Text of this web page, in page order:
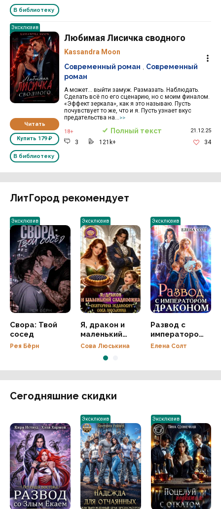
В библиотеку
Эксклюзив
Читать
Купить 179 ₽
В библиотеку
Любимая Лисичка сводного
Kassandra Moon
А может… выйти замуж. Размазать. Наблюдать.
Сделать всё по его сценарию, но с моим финалом.
«Эффект зеркала», как я это называю. Пусть
почувствует то же, что и я. Пусть узнает вкус
предательства на...
>>
Современный роман
Современный
роман
18+ Полный текст 21.12.25
3 121k+ 34
ЛитГород рекомендует
Эксклюзив
Свора: Твой
сосед
Рея Бёрн
Эксклюзив
Я, дракон и
маленький
сладкоежка
Сова Люськина
Эксклюзив
Развод с
императором
драконом
Елена Солт
Сегодняшние скидки
Эксклюзив Эксклюзив